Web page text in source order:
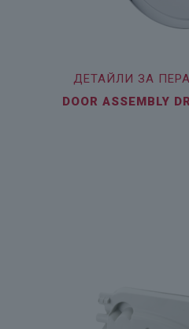
ДЕТАЙЛИ ЗА
DOOR ASSEMBLY